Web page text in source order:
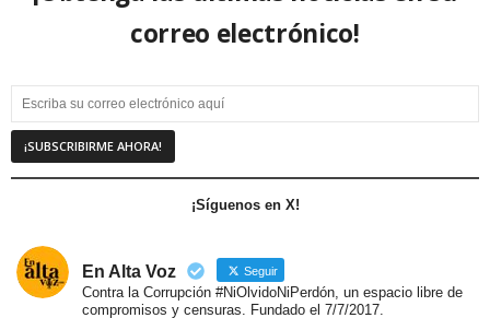
correo electrónico!
¡Síguenos en X!
En Alta Voz Seguir
Contra la Corrupción #NiOlvidoNiPerdón, un espacio libre de
compromisos y censuras. Fundado el 7/7/2017.